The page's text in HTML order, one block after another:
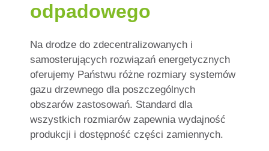
odpadowego
Na drodze do zdecentralizowanych i
samosterujących rozwiązań energetycznych
oferujemy Państwu różne rozmiary systemów
gazu drzewnego dla poszczególnych
obszarów zastosowań. Standard dla
wszystkich rozmiarów zapewnia wydajność
produkcji i dostępność części zamiennych.